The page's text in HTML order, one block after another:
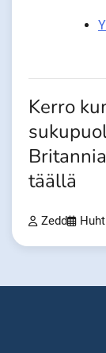
Kerro
täällä
Zedd